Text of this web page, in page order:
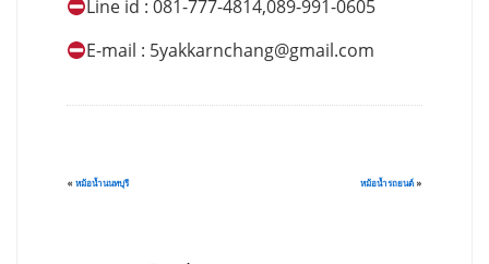
Line id : 081-777-4814,089-991-0605
E-mail : 5yakkarnchang@gmail.com
« หม้อน้ำนนทบุรี หม้อน้ำรถยนต์ »